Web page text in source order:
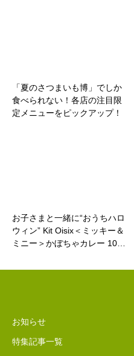
「夏のさつまいも博」でしか
食べられない！各店の注目限
定メニューをピックアップ！
お子さまと一緒に“おうちハロ
ウィン” Kit Oisix＜ミッキー＆
ミニー＞かぼちゃカレー 10…
お知らせ
特集記事一覧